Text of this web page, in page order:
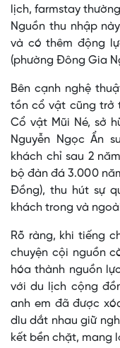
lịch, farmstay
Nguồn thu nhập
và có thêm động
(phường Đông Gia
Bên cạnh nghệ
tồn cổ vật cũng trở
Cổ vật Mũi Né, sở
Nguyễn Ngọc Ẩn
khách chỉ sau 2
bộ đàn đá 3.000
Đồng), thu hút sự
khách trong và
Rõ ràng, khi tiếng
chuyện cội nguồn
hóa thành nguồn
với du lịch cộng
anh em đã được
dìu dắt nhau giữ
kết bền chặt, mang